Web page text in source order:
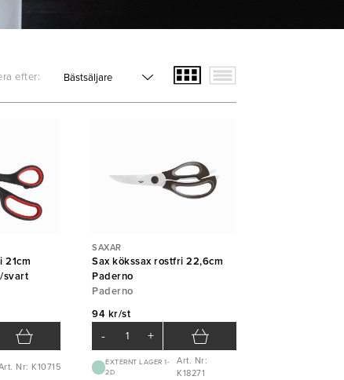
efter:
21cm
svart
Nr: K10715
SAXAR
Sax kökssax rostfri 22,6cm
Paderno
Paderno
94 kr/st
- +
EXTERNT LAGER 1-
2D
Art. Nr:
K18271